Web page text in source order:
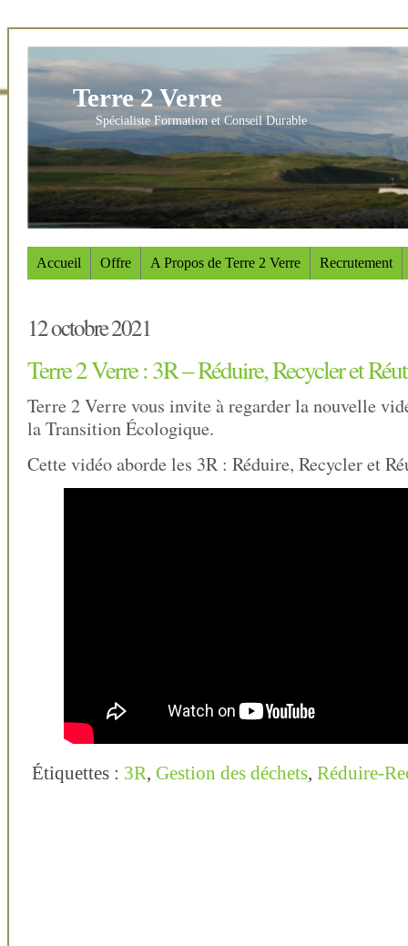
Terre 2 Verre
Spécialiste Formation et Conseil Durable
Accueil Offre A Propos de Terre 2 Verre Recrutement
12 octobre 2021
Terre 2 Verre : 3R – Réduire, Recycler et
Terre 2 Verre vous invite à regarder la nouvelle
la Transition Écologique.
Cette vidéo aborde les 3R : Réduire, Recycler et
Étiquettes : 3R, Gestion des déchets, Réduire-